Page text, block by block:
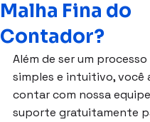
Malha Fina do
Contador?
Além de ser um
simples e intuitivo, você
contar com nossa
suporte gratuitamente